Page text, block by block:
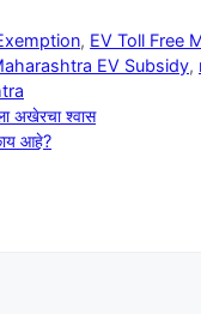
, EV Toll Free
EV Subsidy,
अखेरचा श्वास
आहे?